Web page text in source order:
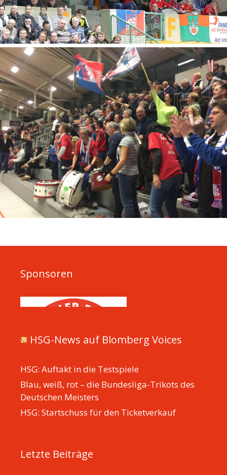
Sponsoren
HSG-News auf Blomberg Voices
HSG: Auftakt in die Testspiele
Blau, weiß, rot – die Bundesliga-Trikots des
Deutschen Meisters
HSG: Startschuss für den Ticketverkauf
Letzte Beiträge